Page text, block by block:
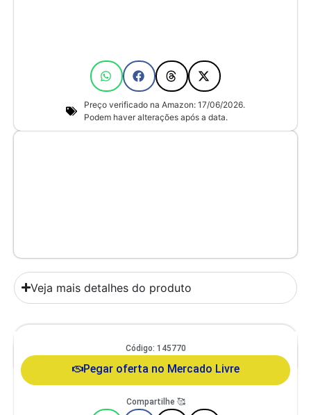
Preço verificado na Amazon: 17/06/2026.
Podem haver alterações após a data.
Veja mais detalhes do produto
Comedouro Duplo Gato E Cachorro De Pequeno Porte Itaporã Duo
Design
Código: 145770
Pegar oferta no Mercado Livre
Compartilhe 🥰